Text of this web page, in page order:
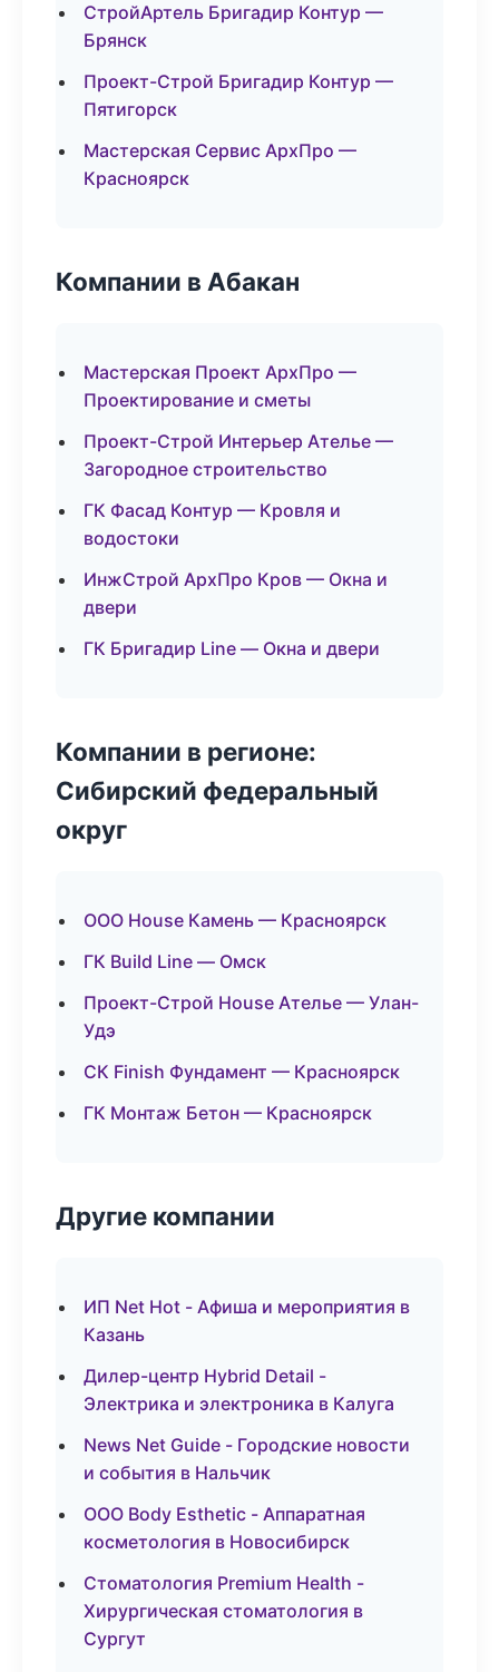
СтройАртель Бригадир Контур —
Брянск
Проект-Строй Бригадир Контур —
Пятигорск
Мастерская Сервис АрхПро —
Красноярск
Компании в Абакан
Мастерская Проект АрхПро —
Проектирование и сметы
Проект-Строй Интерьер Ателье —
Загородное строительство
ГК Фасад Контур — Кровля и
водостоки
ИнжСтрой АрхПро Кров — Окна и
двери
ГК Бригадир Line — Окна и двери
Компании в регионе:
Сибирский федеральный
округ
ООО House Камень — Красноярск
ГК Build Line — Омск
Проект-Строй House Ателье — Улан-
Удэ
СК Finish Фундамент — Красноярск
ГК Монтаж Бетон — Красноярск
Другие компании
ИП Net Hot - Афиша и мероприятия в
Казань
Дилер-центр Hybrid Detail -
Электрика и электроника в Калуга
News Net Guide - Городские новости
и события в Нальчик
ООО Body Esthetic - Аппаратная
косметология в Новосибирск
Стоматология Premium Health -
Хирургическая стоматология в
Сургут